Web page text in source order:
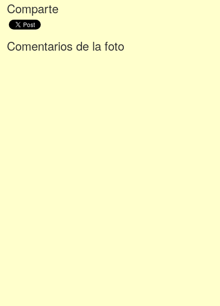
Comparte
Comentarios de la foto